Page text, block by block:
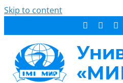
Skip to content